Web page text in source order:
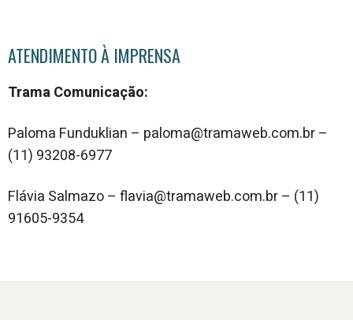
ATENDIMENTO À IMPRENSA
Trama Comunicação:
Paloma Funduklian – paloma@tramaweb.com.br –
(11) 93208-6977
Flávia Salmazo – flavia@tramaweb.com.br – (11)
91605-9354